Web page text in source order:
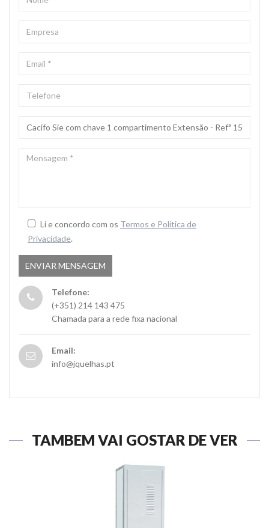
Li e concordo com os Termos e Politica de
Privacidade.
Telefone:
(+351) 214 143 475
Chamada para a rede fixa nacional
Email:
info@jquelhas.pt
TAMBÉM VAI GOSTAR DE VER